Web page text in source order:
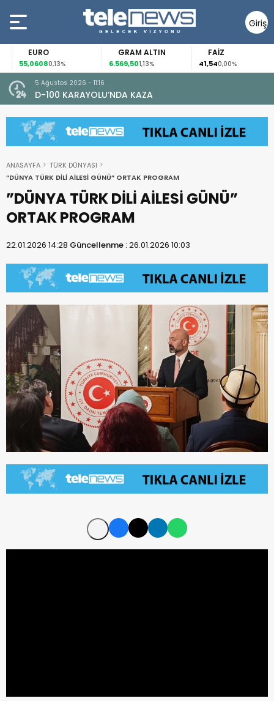
Giriş
Yap
EURO
55,06080,13%
GRAM ALTIN
6.569,501,13%
FAİZ
41,540,00%
5 Ağustos 2026 - 11:16
D-100 KARAYOLU’NDA KAZA
ANASAYFA
TÜRK DÜNYASI
”DÜNYA TÜRK DİLİ AİLESİ GÜNÜ” ORTAK PROGRAM
”DÜNYA TÜRK DİLİ AİLESİ GÜNÜ”
ORTAK PROGRAM
22.01.2026 14:28 Güncellenme :26.01.2026 10:03